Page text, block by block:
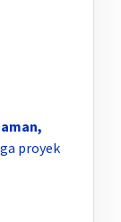
proyek